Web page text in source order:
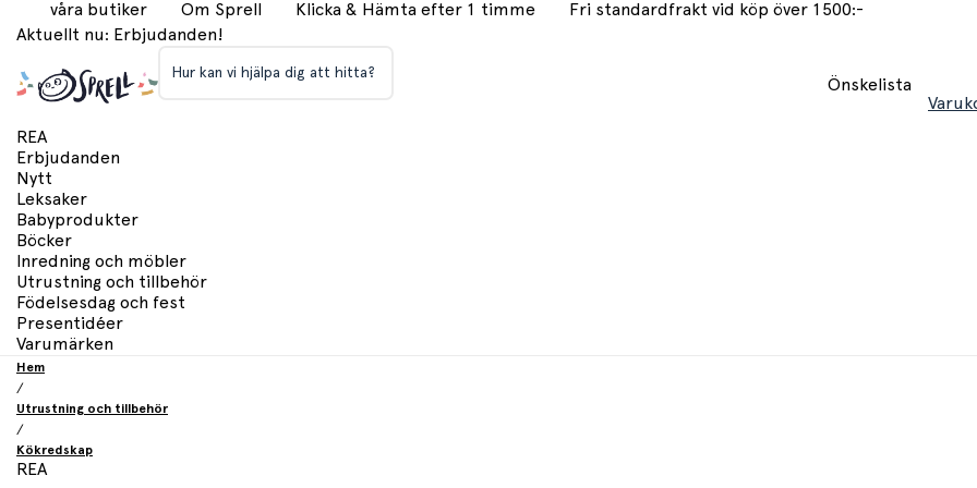
våra butiker Om Sprell Klicka & Hämta efter 1 timme
Fri standardfrakt vid köp över 1500:-
Aktuellt nu: Erbjudanden!
Hur kan vi hjälpa dig att hitta?
Önskelista
REA
Erbjudanden
Nytt
Leksaker
Babyprodukter
Böcker
Inredning och möbler
Utrustning och tillbehör
Födelsesdag och fest
Presentidéer
Varumärken
Hem
/
Utrustning och tillbehör
/
Kökredskap
REA